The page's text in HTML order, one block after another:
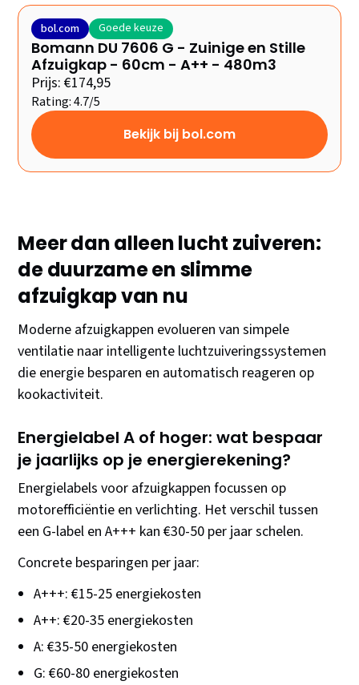
bol.com Goede keuze
Bomann DU 7606 G - Zuinige en Stille
Afzuigkap - 60cm - A++ - 480m3
Prijs: €174,95
Rating: 4.7/5
Bekijk bij bol.com
Meer dan alleen lucht zuiveren:
de duurzame en slimme
afzuigkap van nu
Moderne afzuigkappen evolueren van simpele
ventilatie naar intelligente luchtzuiveringssystemen
die energie besparen en automatisch reageren op
kookactiviteit.
Energielabel A of hoger: wat bespaar
je jaarlijks op je energierekening?
Energielabels voor afzuigkappen focussen op
motorefficiëntie en verlichting. Het verschil tussen
een G-label en A+++ kan €30-50 per jaar schelen.
Concrete besparingen per jaar:
A+++: €15-25 energiekosten
A++: €20-35 energiekosten
A: €35-50 energiekosten
G: €60-80 energiekosten